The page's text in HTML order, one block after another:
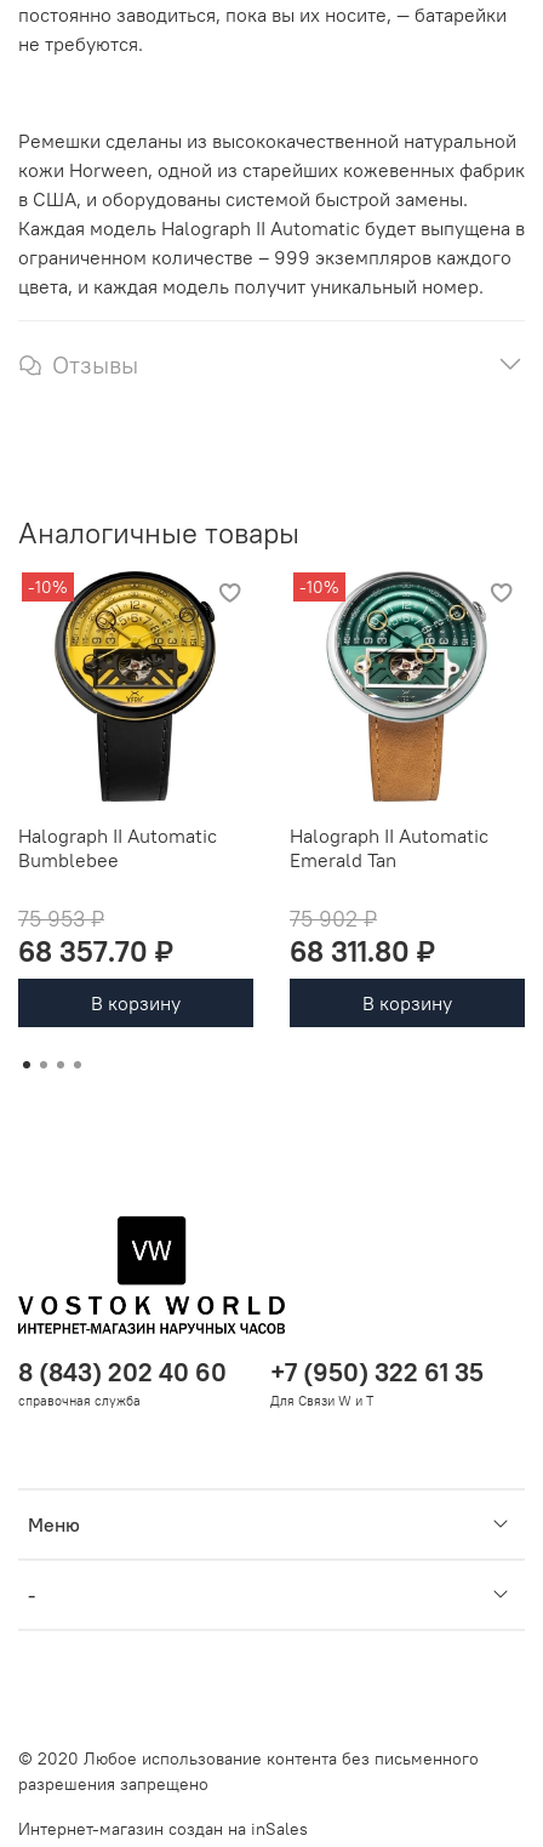
постоянно заводиться, пока вы их носите, — батарейки
не требуются.
Ремешки сделаны из высококачественной натуральной
кожи Horween, одной из старейших кожевенных фабрик
в США, и оборудованы системой быстрой замены.
Каждая модель Halograph II Automatic будет выпущена в
ограниченном количестве – 999 экземпляров каждого
цвета, и каждая модель получит уникальный номер.
Отзывы
Аналогичные товары
-10%
Halograph II Automatic
Bumblebee
75 953 ₽
68 357.70 ₽
В корзину
-10%
Halograph II Automatic
Emerald Tan
75 902 ₽
68 311.80 ₽
В корзину
Меню
-
8 (843) 202 40 60
справочная служба
+7 (950) 322 61 35
Для Связи W и T
© 2020 Любое использование контента без письменного
разрешения запрещено
Интернет-магазин создан на inSales